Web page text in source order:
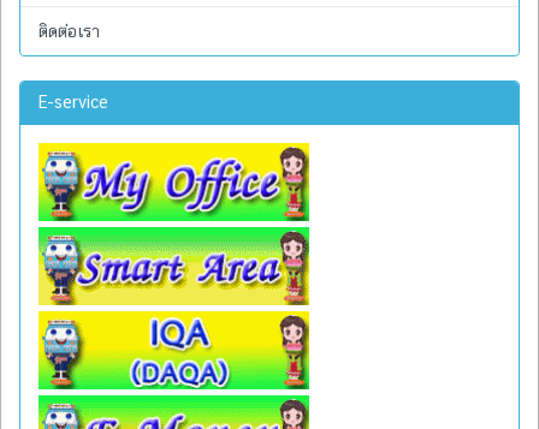
ติดต่อเรา
E-service